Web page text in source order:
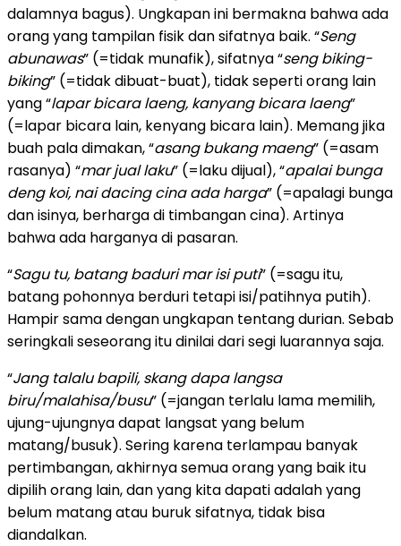
dalamnya bagus). Ungkapan ini bermakna bahwa ada
orang yang tampilan fisik dan sifatnya baik. “Seng
abunawas” (=tidak munafik), sifatnya “seng biking-
biking” (=tidak dibuat-buat), tidak seperti orang lain
yang “lapar bicara laeng, kanyang bicara laeng”
(=lapar bicara lain, kenyang bicara lain). Memang jika
buah pala dimakan, “asang bukang maeng” (=asam
rasanya) “mar jual laku” (=laku dijual), “apalai bunga
deng koi, nai dacing cina ada harga” (=apalagi bunga
dan isinya, berharga di timbangan cina). Artinya
bahwa ada harganya di pasaran.
“Sagu tu, batang baduri mar isi puti” (=sagu itu,
batang pohonnya berduri tetapi isi/patihnya putih).
Hampir sama dengan ungkapan tentang durian. Sebab
seringkali seseorang itu dinilai dari segi luarannya saja.
“Jang talalu bapili, skang dapa langsa
biru/malahisa/busu” (=jangan terlalu lama memilih,
ujung-ujungnya dapat langsat yang belum
matang/busuk). Sering karena terlampau banyak
pertimbangan, akhirnya semua orang yang baik itu
dipilih orang lain, dan yang kita dapati adalah yang
belum matang atau buruk sifatnya, tidak bisa
diandalkan.